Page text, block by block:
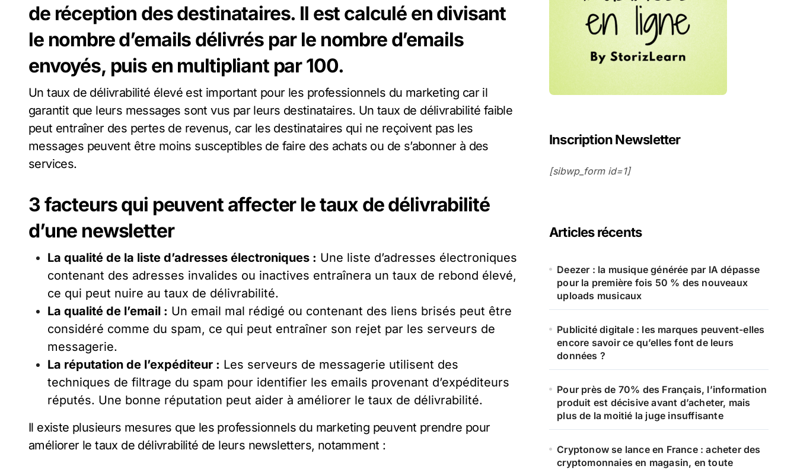
de réception des destinataires. Il est calculé en divisant
le nombre d’emails délivrés par le nombre d’emails
envoyés, puis en multipliant par 100.
Un taux de délivrabilité élevé est important pour les professionnels du marketing car il
garantit que leurs messages sont vus par leurs destinataires. Un taux de délivrabilité faible
peut entraîner des pertes de revenus, car les destinataires qui ne reçoivent pas les
messages peuvent être moins susceptibles de faire des achats ou de s’abonner à des
services.
3 facteurs qui peuvent affecter le taux de délivrabilité
d’une newsletter
La qualité de la liste d’adresses électroniques : Une liste d’adresses électroniques
contenant des adresses invalides ou inactives entraînera un taux de rebond élevé,
ce qui peut nuire au taux de délivrabilité.
La qualité de l’email : Un email mal rédigé ou contenant des liens brisés peut être
considéré comme du spam, ce qui peut entraîner son rejet par les serveurs de
messagerie.
La réputation de l’expéditeur : Les serveurs de messagerie utilisent des
techniques de filtrage du spam pour identifier les emails provenant d’expéditeurs
réputés. Une bonne réputation peut aider à améliorer le taux de délivrabilité.
Il existe plusieurs mesures que les professionnels du marketing peuvent prendre pour
améliorer le taux de délivrabilité de leurs newsletters, notamment :
Inscription Newsletter
[sibwp_form id=1]
Articles récents
Deezer : la musique générée par IA dépasse
pour la première fois 50 % des nouveaux
uploads musicaux
Publicité digitale : les marques peuvent-elles
encore savoir ce qu’elles font de leurs
données ?
Pour près de 70% des Français, l’information
produit est décisive avant d’acheter, mais
plus de la moitié la juge insuffisante
Cryptonow se lance en France : acheter des
cryptomonnaies en magasin, en toute